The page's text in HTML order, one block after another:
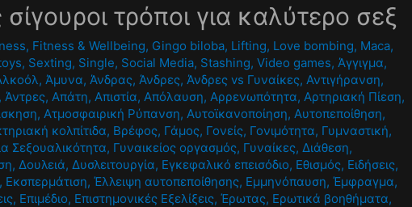
σίγουροι τρόποι για καλύτερο σεξ
, Fitness & Wellbeing, Gingo biloba, Lifting, Love bombing, Maca,
, Sexting, Single, Social Media, Stashing,Video games,Άγγιγμα,
,Άμυνα,Άνδρας,Άνδρες,Άνδρες vs Γυναίκες,Αντιγήρανση,
,Άντρες,Απάτη,Απιστία,Απόλαυση,Αρρενωπότητα,Αρτηριακή Πίεση,
,Ατμοσφαιρική Ρύπανση,Αυτοϊκανοποίηση,Αυτοπεποίθηση,
κολπίτιδα, Βρέφος, Γάμος, Γονείς, Γονιμότητα, Γυμναστική,
Σεξουαλικότητα, Γυναικείος οργασμός, Γυναίκες,Διάθεση,
,Δουλειά,Δυσλειτουργία, Εγκεφαλικό επεισόδιο, Εθισμός, Ειδήσεις,
, Εκσπερμάτιση,Έλλειψη αυτοπεποίθησης, Εμμηνόπαυση,Έμφραγμα,
, Επιμέδιο, Επιστημονικές Εξελίξεις,Έρωτας, Ερωτικά βοηθήματα,